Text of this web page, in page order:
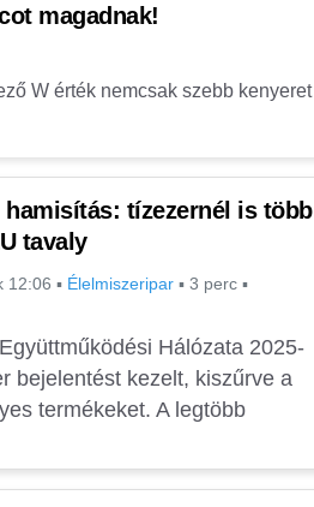
magadnak!
W érték nemcsak szebb kenyeret
tízezernél is több
tavaly
12:06▪ Élelmiszeripar ▪ 3 perc ▪
Hálózata 2025-
bejelentést kezelt, kiszűrve a
termékeket. A legtöbb